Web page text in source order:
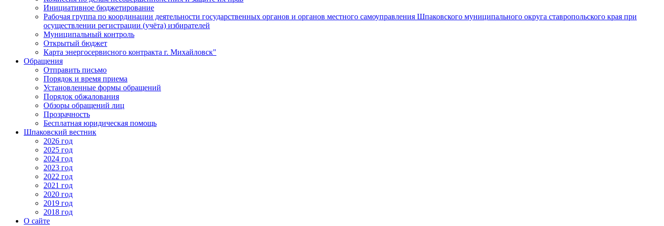
Инициативное бюджетирование
Рабочая группа по координации деятельности государственных органов и органов местного самоуправления Шпаковского муниципального округа ставропольского края при
осуществлении регистрации (учёта) избирателей
Муниципальный контроль
Открытый бюджет
Карта энергосервисного контракта г. Михайловск"
Обращения
Отправить письмо
Порядок и время приема
Установленные формы обращений
Порядок обжалования
Обзоры обращений лиц
Прозрачность
Бесплатная юридическая помощь
Шпаковский вестник
2026 год
2025 год
2024 год
2023 год
2022 год
2021 год
2020 год
2019 год
2018 год
О сайте